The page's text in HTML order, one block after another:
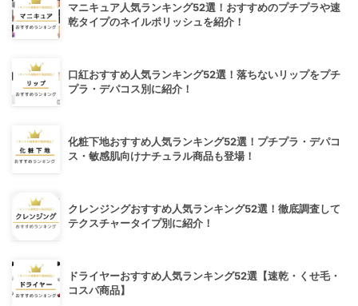
マニキュア人気ランキング52選！おすすめのプチプラや速
乾タイプのネイルポリッシュを紹介！
口紅おすすめ人気ランキング52選！落ちないリップをプチ
プラ・デパコス別に紹介！
化粧下地おすすめ人気ランキング52選！プチプラ・デパコ
ス・敏感肌向けナチュラル商品も登場！
クレンジングおすすめ人気ランキング52選！徹底調査して
テクスチャータイプ別に紹介！
ドライヤーおすすめ人気ランキング52選【速乾・くせ毛・
コスパ商品】